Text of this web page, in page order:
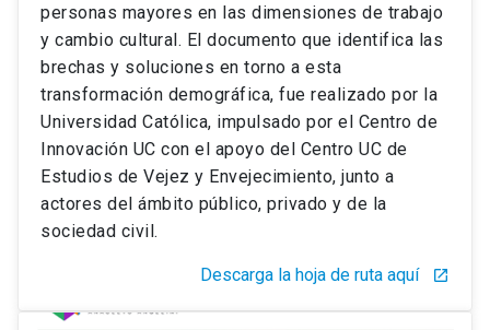
personas mayores en las dimensiones de trabajo
y cambio cultural. El documento que identifica las
brechas y soluciones en torno a esta
transformación demográfica, fue realizado por la
Universidad Católica, impulsado por el Centro de
Innovación UC con el apoyo del Centro UC de
Estudios de Vejez y Envejecimiento, junto a
actores del ámbito público, privado y de la
sociedad civil.
Descarga la hoja de ruta aquí launch